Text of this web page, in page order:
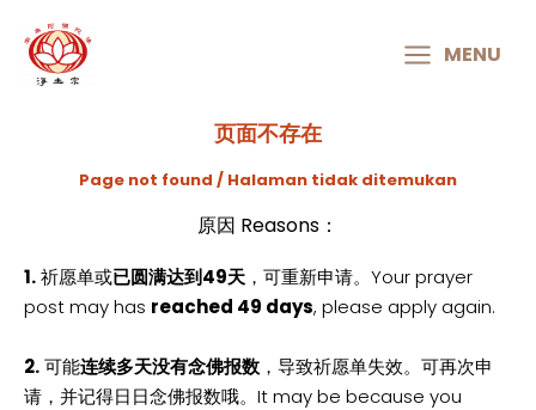
MENU
MENU
页面不存在
Page not found / Halaman tidak ditemukan
原因 Reasons：
1.祈愿单或已圆满达到49天 ，可重新申请。Your prayer
post may has reached 49 days, please apply again.
2.可能连续多天没有念佛报数 ，导致祈愿单失效。可再次申
请，并记得日日念佛报数哦。It may be because you